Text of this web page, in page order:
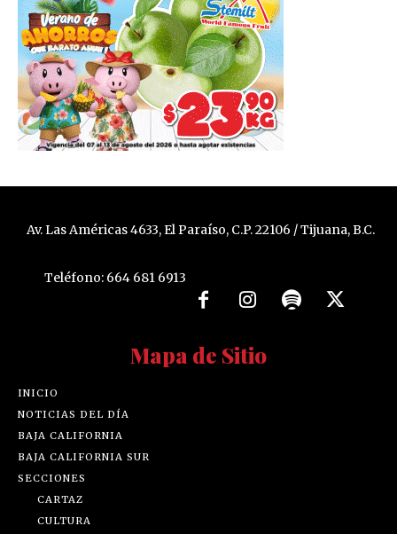
Av. Las Américas 4633, El Paraíso, C.P. 22106 / Tijuana, B.C.
Teléfono: 664 681 6913
Mapa de Sitio
INICIO
NOTICIAS DEL DÍA
BAJA CALIFORNIA
BAJA CALIFORNIA SUR
SECCIONES
CARTAZ
CULTURA